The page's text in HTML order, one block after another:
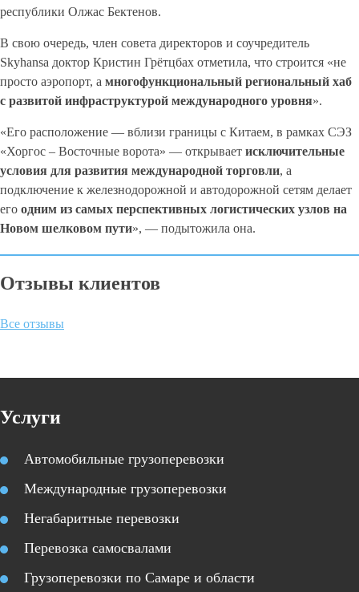
республики Олжас Бектенов.
В свою очередь, член совета директоров и соучредитель
Skyhansa доктор Кристин Грётцбах отметила, что строится «не
просто аэропорт, а многофункциональный региональный хаб
с развитой инфраструктурой международного уровня».
«Его расположение — вблизи границы с Китаем, в рамках СЭЗ
«Хоргос – Восточные ворота» — открывает исключительные
условия для развития международной торговли, а
подключение к железнодорожной и автодорожной сетям делает
его одним из самых перспективных логистических узлов на
Новом шелковом пути», — подытожила она.
Отзывы клиентов
Все отзывы
Услуги
Автомобильные грузоперевозки
Международные грузоперевозки
Негабаритные перевозки
Перевозка самосвалами
Грузоперевозки по Самаре и области